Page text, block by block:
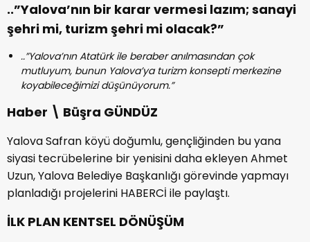
..”Yalova’nın bir karar vermesi lazım; sanayi
şehri mi, turizm şehri mi olacak?”
..”Yalova’nın Atatürk ile beraber anılmasından çok
mutluyum, bunun Yalova’ya turizm konsepti merkezine
koyabileceğimizi düşünüyorum.”
Haber \ Büşra GÜNDÜZ
Yalova Safran köyü doğumlu, gençliğinden bu yana
siyasi tecrübelerine bir yenisini daha ekleyen Ahmet
Uzun, Yalova Belediye Başkanlığı görevinde yapmayı
planladığı projelerini HABERCİ ile paylaştı.
İLK PLAN KENTSEL DÖNÜŞÜM